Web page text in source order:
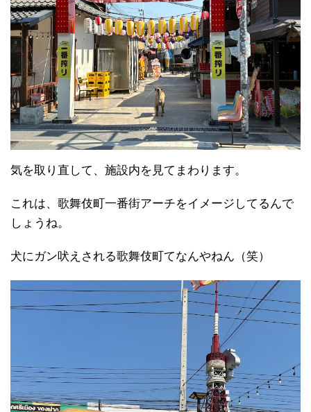
気を取り直して、施設内を見てまわります。
これは、歌舞伎町一番街アーチをイメージしてるんで
しょうね。
犬にガン吠えされる歌舞伎町てなんやねん（笑）